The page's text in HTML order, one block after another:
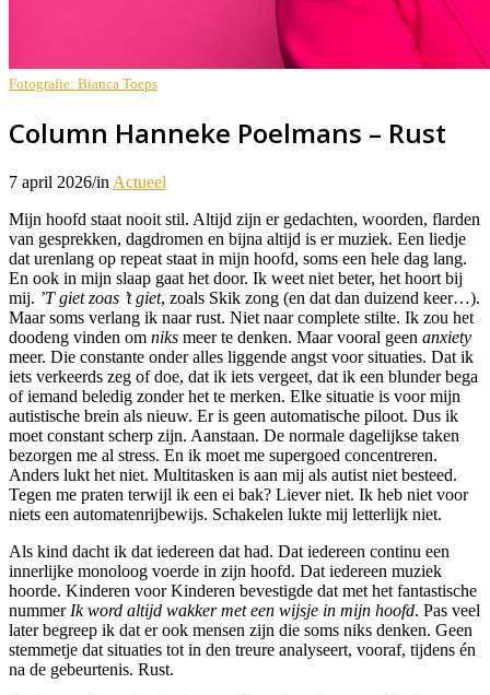
Fotografie: Bianca Toeps
Column Hanneke Poelmans – Rust
7 april 2026/in Actueel
Mijn hoofd staat nooit stil. Altijd zijn er gedachten, woorden, flarden
van gesprekken, dagdromen en bijna altijd is er muziek. Een liedje
dat urenlang op repeat staat in mijn hoofd, soms een hele dag lang.
En ook in mijn slaap gaat het door. Ik weet niet beter, het hoort bij
mij. ’T giet zoas ’t giet, zoals Skik zong (en dat dan duizend keer…).
Maar soms verlang ik naar rust. Niet naar complete stilte. Ik zou het
doodeng vinden om niks meer te denken. Maar vooral geen anxiety
meer. Die constante onder alles liggende angst voor situaties. Dat ik
iets verkeerds zeg of doe, dat ik iets vergeet, dat ik een blunder bega
of iemand beledig zonder het te merken. Elke situatie is voor mijn
autistische brein als nieuw. Er is geen automatische piloot. Dus ik
moet constant scherp zijn. Aanstaan. De normale dagelijkse taken
bezorgen me al stress. En ik moet me supergoed concentreren.
Anders lukt het niet. Multitasken is aan mij als autist niet besteed.
Tegen me praten terwijl ik een ei bak? Liever niet. Ik heb niet voor
niets een automatenrijbewijs. Schakelen lukte mij letterlijk niet.
Als kind dacht ik dat iedereen dat had. Dat iedereen continu een
innerlijke monoloog voerde in zijn hoofd. Dat iedereen muziek
hoorde. Kinderen voor Kinderen bevestigde dat met het fantastische
nummer Ik word altijd wakker met een wijsje in mijn hoofd. Pas veel
later begreep ik dat er ook mensen zijn die soms niks denken. Geen
stemmetje dat situaties tot in den treure analyseert, vooraf, tijdens én
na de gebeurtenis. Rust.